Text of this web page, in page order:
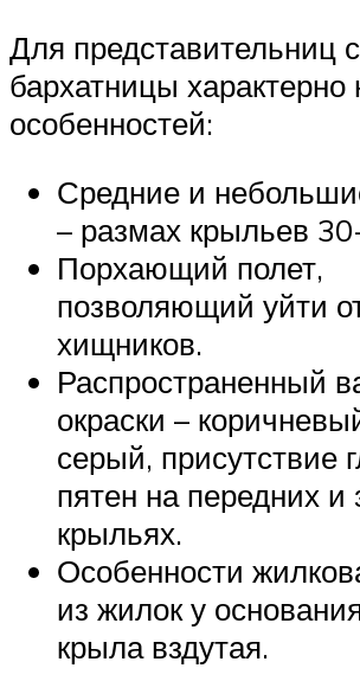
Для представительниц
бархатницы характерно
особенностей:
Средние и
– размах крыльев
Порхающий полет,
позволяющий уйти
хищников.
Распространенный
окраски –
серый, присутствие
пятен на передних и
крыльях.
Особенности
из жилок у
крыла вздутая.